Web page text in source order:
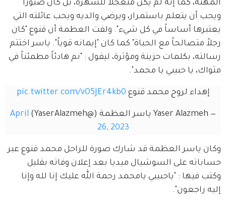
المهنة، كما إنه لم يكن متعجلاً للشهرة، بل كان صبوراً
ويحب أن يتعلم باستمرار، ويرضي والديه ويحب عائلته التي
يعتبرها أساساً في كل شيء". ولفت العظمة أن قنوع "كان
رجلاً متصالحاً مع الحياة" كما كان "إيمانه قوياً". ياسر اختتم
رسالته، بكلمات حزينة ومؤثرة، ليقول : "نم هادئاً مطمئناً في
مثواك، يا حبيبي يا محمد".
إهداء لروح محمد قنوع pic.twitter.com/vO5JEr4kb0
— Yaser Alazmeh ياسر العظمة (@YaserAlazmeh)
April
26, 2023
وكان ياسر العظمة قد شارك صورة للراحل محمد قنوع عبر
حساباته على السوشيال ميديا بعد إعلان وفاته بقليل
وكتب فيها : "ياحبيبي يامحمد رحمة الله عليك إنا لله وإنا
إليه راجعون".